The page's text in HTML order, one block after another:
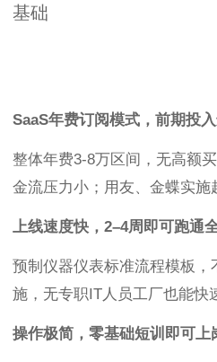
基础
SaaS年费订阅模式，前期投
整体年费3-8万区间，无高额
金流压力小；用友、金蝶实施
上线速度快，2–4周即可跑通
预制仪器仪表标准流程模板，
施，无专职IT人员工厂也能快
操作极简，零基础短训即可上